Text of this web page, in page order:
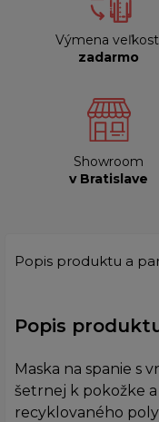
Výmena
zadarmo
Showroom
v Bratislave
Popis produktu a
Popis
Maska na spanie s
šetrnej k pokožke
recyklovaného